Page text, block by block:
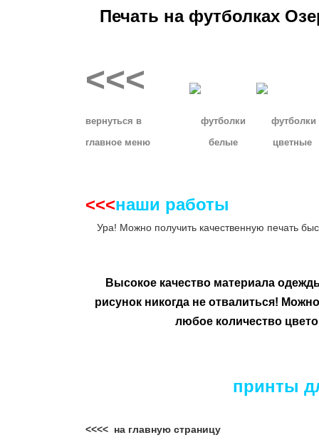
Печать на футболках
<<<
вернуться в
главное меню
футболки
белые
футболки
цветные
<<<наши работы
Ура! Можно получить качественную печать
Высокое качество материала
рисунок никогда не отвалиться!
любое количество
принты
<<<< на главную страницу